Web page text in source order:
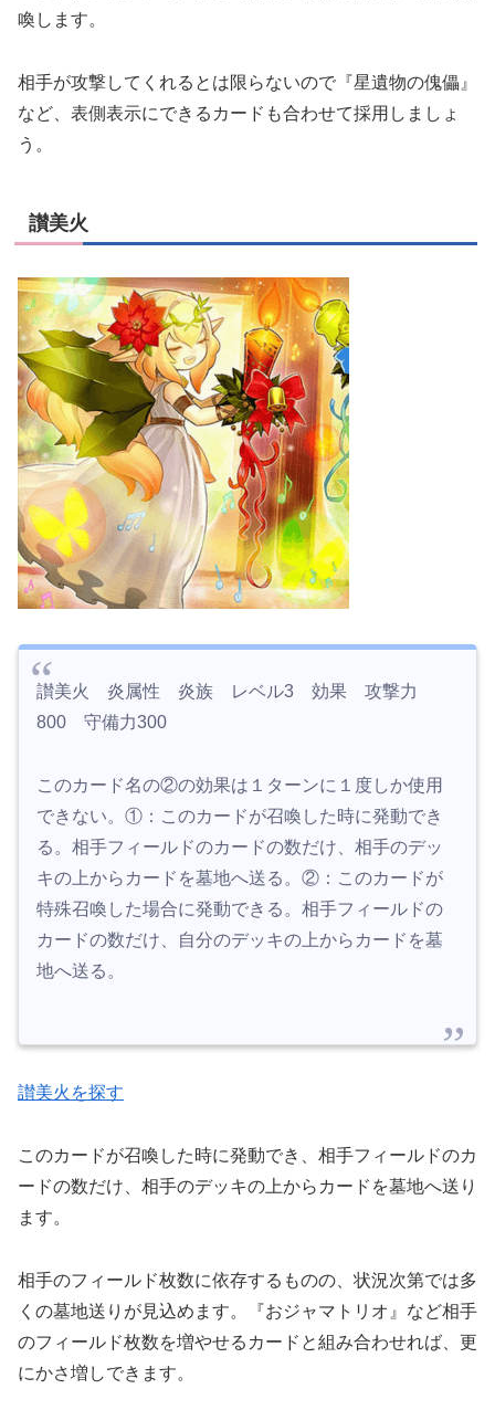
喚します。
相手が攻撃してくれるとは限らないので『星遺物の傀儡』
など、表側表示にできるカードも合わせて採用しましょ
う。
讃美火
讃美火 炎属性 炎族 レベル3 効果 攻撃力
800 守備力300
このカード名の②の効果は１ターンに１度しか使用
できない。①：このカードが召喚した時に発動でき
る。相手フィールドのカードの数だけ、相手のデッ
キの上からカードを墓地へ送る。②：このカードが
特殊召喚した場合に発動できる。相手フィールドの
カードの数だけ、自分のデッキの上からカードを墓
地へ送る。
讃美火を探す
このカードが召喚した時に発動でき、相手フィールドのカ
ードの数だけ、相手のデッキの上からカードを墓地へ送り
ます。
相手のフィールド枚数に依存するものの、状況次第では多
くの墓地送りが見込めます。『おジャマトリオ』など相手
のフィールド枚数を増やせるカードと組み合わせれば、更
にかさ増しできます。